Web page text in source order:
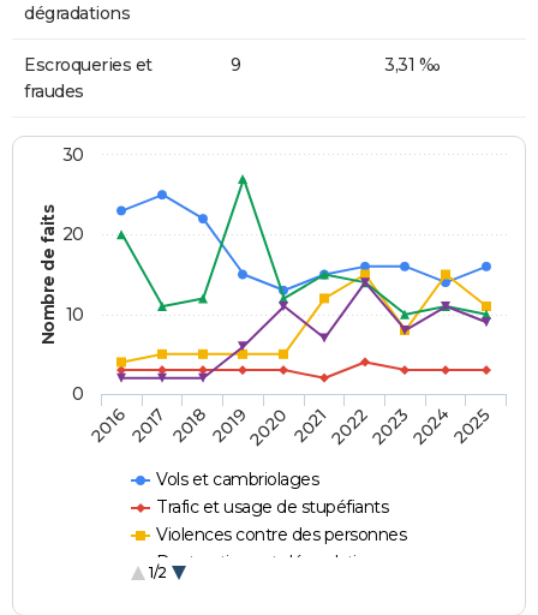
dégradations
Escroqueries et
fraudes
9 3,31 ‰
Nombre de faits
Vols et cambriolages
Trafic et usage de stupéfiants
Violences contre des personnes
Destructions et dégradations
1/2
20162017 20182019202020212022202320242025
0
10
20
30